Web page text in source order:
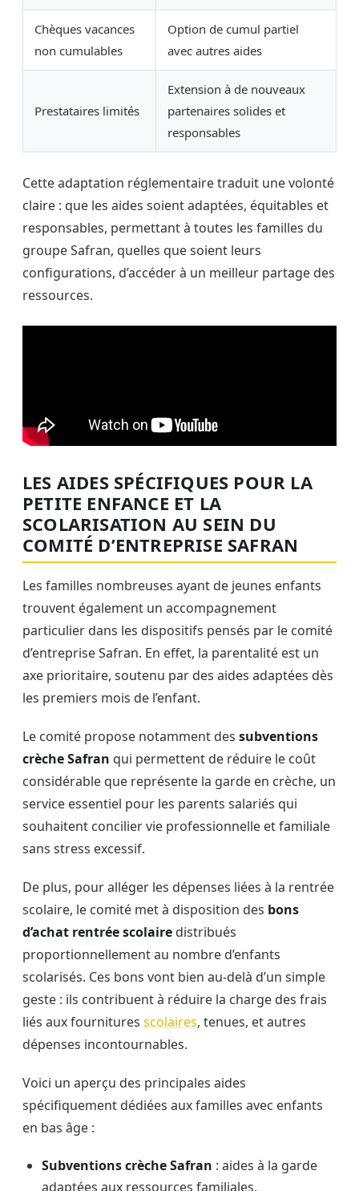
Chèques vacances
non cumulables
Option de cumul partiel
avec autres aides
Prestataires limités
Extension à de nouveaux
partenaires solides et
responsables
Cette adaptation réglementaire traduit une volonté
claire : que les aides soient adaptées, équitables et
responsables, permettant à toutes les familles du
groupe Safran, quelles que soient leurs
configurations, d’accéder à un meilleur partage des
ressources.
LES AIDES SPÉCIFIQUES POUR LA
PETITE ENFANCE ET LA
SCOLARISATION AU SEIN DU
COMITÉ D’ENTREPRISE SAFRAN
Les familles nombreuses ayant de jeunes enfants
trouvent également un accompagnement
particulier dans les dispositifs pensés par le comité
d’entreprise Safran. En effet, la parentalité est un
axe prioritaire, soutenu par des aides adaptées dès
les premiers mois de l’enfant.
Le comité propose notamment des subventions
crèche Safran qui permettent de réduire le coût
considérable que représente la garde en crèche, un
service essentiel pour les parents salariés qui
souhaitent concilier vie professionnelle et familiale
sans stress excessif.
De plus, pour alléger les dépenses liées à la rentrée
scolaire, le comité met à disposition des bons
d’achat rentrée scolaire distribués
proportionnellement au nombre d’enfants
scolarisés. Ces bons vont bien au-delà d’un simple
geste : ils contribuent à réduire la charge des frais
liés aux fournitures scolaires, tenues, et autres
dépenses incontournables.
Voici un aperçu des principales aides
spécifiquement dédiées aux familles avec enfants
en bas âge :
Subventions crèche Safran : aides à la garde
adaptées aux ressources familiales.